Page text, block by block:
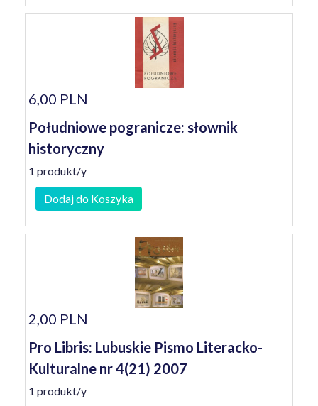
6,00 PLN
Południowe pogranicze: słownik
historyczny
1 produkt/y
Dodaj do Koszyka
2,00 PLN
Pro Libris: Lubuskie Pismo Literacko-
Kulturalne nr 4(21) 2007
1 produkt/y